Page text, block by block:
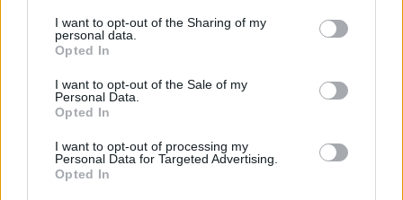
I want to opt-out of the Sharing of my
personal data.
Opted In
I want to opt-out of the Sale of my
Personal Data.
Opted In
I want to opt-out of processing my
Personal Data for Targeted Advertising.
Opted In
pintura de Campredó